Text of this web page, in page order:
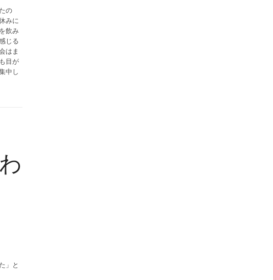
の
みに
飲み
じる
はま
目が
中し
」と